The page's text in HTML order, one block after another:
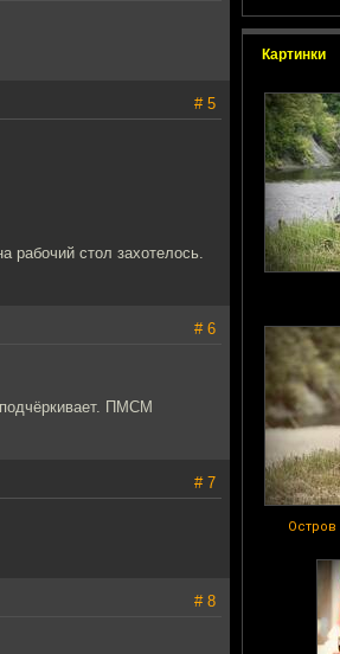
Картинки
Остров
# 5
рабочий стол захотелось.
# 6
ПМСМ
# 7
# 8